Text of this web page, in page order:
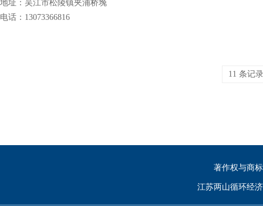
地址：吴江市松陵镇夹浦桥堍
电话：13073366816
11 条记
著作权与商
江苏两山循环经